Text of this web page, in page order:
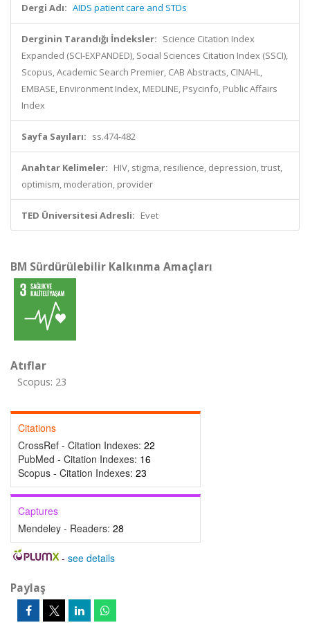
Dergi Adı: AIDS patient care and STDs
Derginin Tarandığı İndeksler: Science Citation Index
Expanded (SCI-EXPANDED), Social Sciences Citation Index (SSCI),
Scopus, Academic Search Premier, CAB Abstracts, CINAHL,
EMBASE, Environment Index, MEDLINE, Psycinfo, Public Affairs
Index
Sayfa Sayıları: ss.474-482
Anahtar Kelimeler: HIV, stigma, resilience, depression, trust,
optimism, moderation, provider
TED Üniversitesi Adresli: Evet
BM Sürdürülebilir Kalkınma Amaçları
Atıflar
Scopus: 23
Citations
CrossRef - Citation Indexes: 22
PubMed - Citation Indexes: 16
Scopus - Citation Indexes: 23
Captures
Mendeley - Readers: 28
- see details
Paylaş